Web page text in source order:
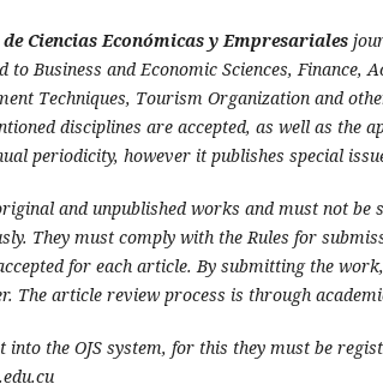
Ciencias Económicas y Empresariales
Business and Economic Sciences, Finance,
Techniques, Tourism Organization and
disciplines are accepted, as well as the
periodicity, however it publishes special
and unpublished works and must not
They must comply with the Rules for
for each article. By submitting the
The article review process is through
into the OJS system, for this they must be